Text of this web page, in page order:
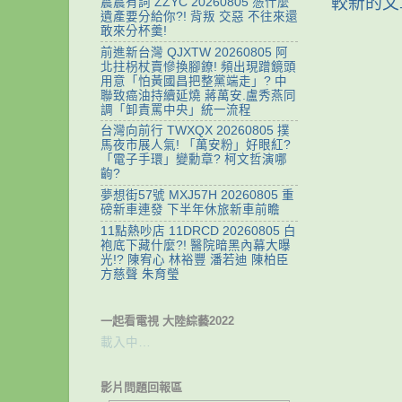
遺產要分給你?! 背叛 交惡 不往來還
敢來分杯羹!
前進新台灣 QJXTW 20260805 阿
北拄枴杖賣慘換腳鐐! 頻出現蹭鏡頭
用意「怕黃國昌把整黨端走」? 中
聯致癌油持續延燒 蔣萬安.盧秀燕同
調「卸責罵中央」統一流程
台灣向前行 TWXQX 20260805 撲
馬夜市展人氣! 「萬安粉」好眼紅?
「電子手環」變勳章? 柯文哲演哪
齣?
夢想街57號 MXJ57H 20260805 重
磅新車連發 下半年休旅新車前瞻
11點熱吵店 11DRCD 20260805 白
袍底下藏什麼?! 醫院暗黑內幕大曝
光!? 陳宥心 林裕豐 潘若迪 陳柏臣
方慈聲 朱育瑩
一起看電視 大陸綜藝2022
載入中…
影片問題回報區